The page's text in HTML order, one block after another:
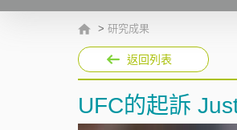
> 研究成果
返回列表
UFC的起訴